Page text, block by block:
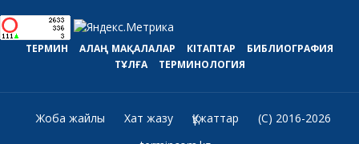
ТЕРМИН АЛАҢ МАҚАЛАЛАР КІТАПТАР
БИБЛИОГРАФИЯ
ТҰЛҒА
ТЕРМИНОЛОГИЯ
Жоба жайлы Хат жазу Құжаттар
(C) 2016-2026